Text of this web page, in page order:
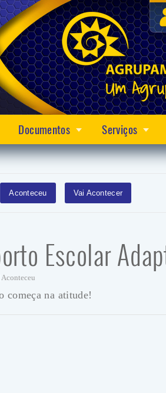
Documentos Serviços
Aconteceu Vai Acontecer
Escolar
começa na atitude!